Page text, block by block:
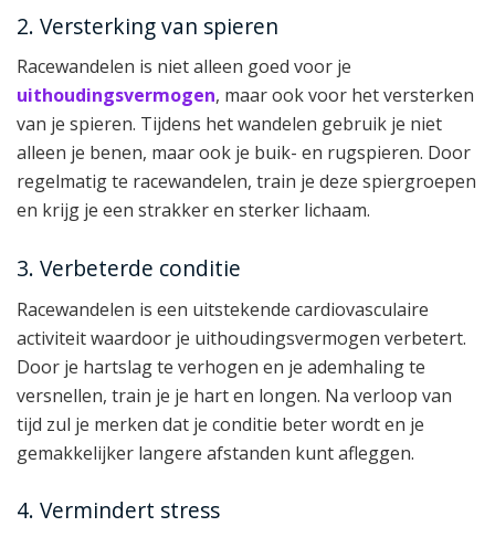
2. Versterking van spieren
Racewandelen is niet alleen goed voor je
uithoudingsvermogen, maar ook voor het versterken
van je spieren. Tijdens het wandelen gebruik je niet
alleen je benen, maar ook je buik- en rugspieren. Door
regelmatig te racewandelen, train je deze spiergroepen
en krijg je een strakker en sterker lichaam.
3. Verbeterde conditie
Racewandelen is een uitstekende cardiovasculaire
activiteit waardoor je uithoudingsvermogen verbetert.
Door je hartslag te verhogen en je ademhaling te
versnellen, train je je hart en longen. Na verloop van
tijd zul je merken dat je conditie beter wordt en je
gemakkelijker langere afstanden kunt afleggen.
4. Vermindert stress